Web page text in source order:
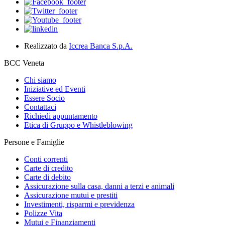
Realizzato da Iccrea Banca S.p.A.
BCC Veneta
Chi siamo
Iniziative ed Eventi
Essere Socio
Contattaci
Richiedi appuntamento
Etica di Gruppo e Whistleblowing
Persone e Famiglie
Conti correnti
Carte di credito
Carte di debito
Assicurazione sulla casa, danni a terzi e animali
Assicurazione mutui e prestiti
Investimenti, risparmi e previdenza
Polizze Vita
Mutui e Finanziamenti